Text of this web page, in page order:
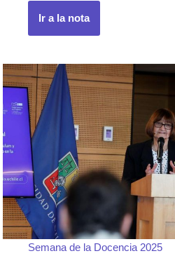
Ir a la nota
Semana de la Docencia 2025